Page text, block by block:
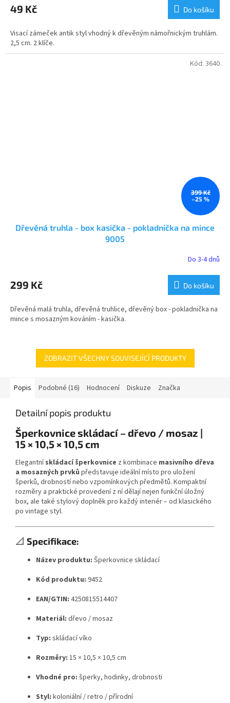
produktu
je
z
5
hvězdiček.
49 Kč Do košíku
Visací zámeček antik styl vhodný k dřevěným námořnickým truhlám.
2,5 cm. 2 klíče.
399 Kč
–25 %
Dřevěná truhla - box kasička - pokladnička na mince
9005
produktu
je
z
5
Do 3-4 dnů
299 Kč Do košíku
Dřevěná malá truhla, dřevěná truhlice, dřevěný box - pokladnička na
mince s mosazným kováním - kasička.
Kód: 3640
ZOBRAZIT VŠECHNY SOUVISEJÍCÍ PRODUKTY
Popis Podobné (16) Hodnocení Diskuze Značka
Detailní popis produktu
Šperkovnice skládací – dřevo / mosaz |
15 × 10,5 × 10,5 cm
Elegantnískládací šperkovnice z kombinace masivního dřeva
a mosazných prvků představuje ideální místo pro uložení
šperků, drobností nebo vzpomínkových předmětů. Kompaktní
rozměry a praktické provedení z ní dělají nejen funkční úložný
box, ale také stylový doplněk pro každý interiér – od klasického
po vintage styl.
📐 Specifikace:
Název produktu: Šperkovnice skládací
Kód produktu: 9452
EAN/GTIN: 4250815514407
Materiál: dřevo / mosaz
Typ: skládací víko
Rozměry: 15 × 10,5 × 10,5 cm
Vhodné pro: šperky, hodinky, drobnosti
Styl: koloniální / retro / přírodní